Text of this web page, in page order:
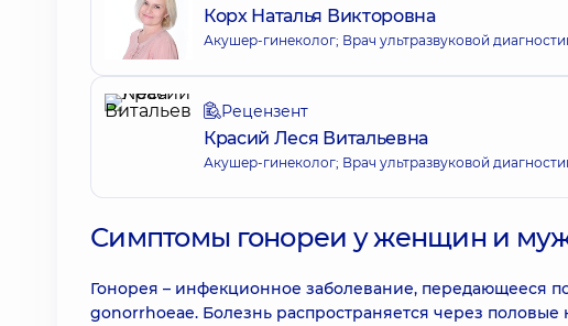
Корх Наталья Викторовна
Акушер-гинеколог; Врач ультразвуковой
Рецензент
Красий Леся Витальевна
Акушер-гинеколог; Врач ультразвуковой
Симптомы гонореи у женщин и
Гонорея – инфекционное заболевание, передающееся
gonorrhoeae. Болезнь распространяется через